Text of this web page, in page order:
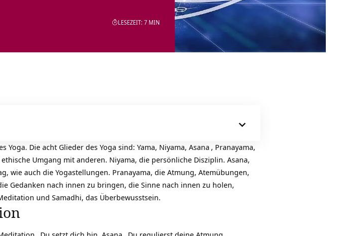
LESEZEIT: 7 MIN
Yoga. Die acht Glieder des Yoga sind: Yama, Niyama, Asana , Pranayama,
Umgang mit anderen. Niyama, die persönliche Disziplin. Asana,
wie auch die Yogastellungen. Pranayama, die Atmung, Atemübungen,
Gedanken nach innen zu bringen, die Sinne nach innen zu holen,
und Samadhi, das Überbewusstsein.